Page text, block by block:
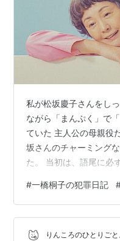
私が松坂慶子さんをし
ながら「まんぷく」で
ていた 主人公の母親役
坂さんのチャーミング
た。 当初は、語尾に必
キャラにしたんだろう
だろう？と疑問に思っ
は、親友を失い一文な
になるしかないと考え
#一橋桐子の犯罪日記
りんころのひとりごと